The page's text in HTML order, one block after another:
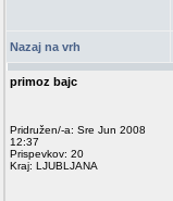
Nazaj na vrh
primoz bajc
Pridružen/-a: Sre Jun 2008
12:37
Prispevkov: 20
Kraj: LJUBLJANA